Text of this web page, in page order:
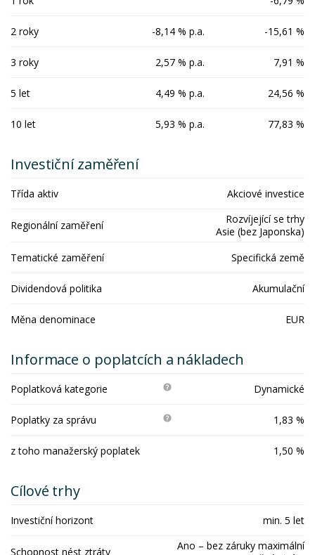
2 roky -8,14 % p.a. -15,61 %
3 roky 2,57 % p.a. 7,91 %
5 let 4,49 % p.a. 24,56 %
10 let 5,93 % p.a. 77,83 %
Investiční zaměření
Třída aktiv Akciové investice
Regionální zaměření
Rozvíjející se trhy
Asie (bez Japonska)
Tematické zaměření
Specifická země
Dividendová politika Akumulační
Měna denominace EUR
Informace o poplatcích a nákladech
Poplatková kategorie Dynamické
Poplatky za správu 1,83 %
z toho manažerský poplatek 1,50 %
Cílové trhy
Investiční horizont min. 5 let
Schopnost nést ztráty
Ano – bez záruky maximální